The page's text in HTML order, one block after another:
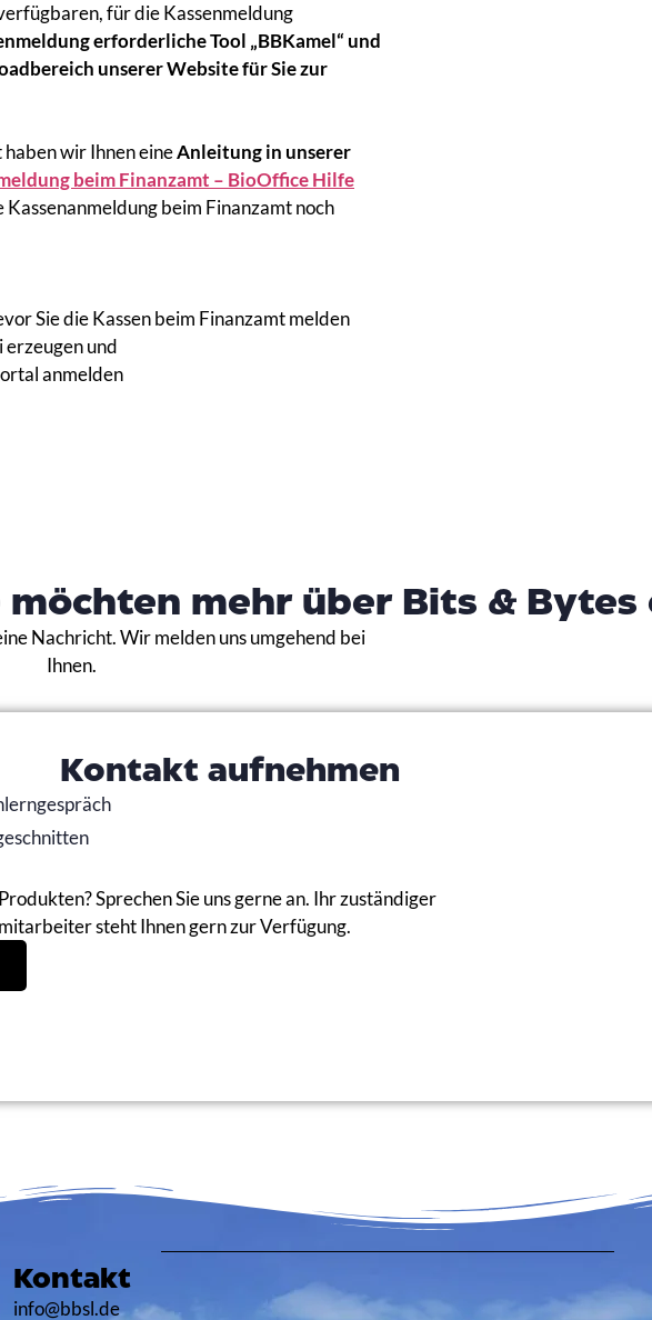
für die Kassenmeldung
erforderliche Tool „BBKamel“ und
unserer Website für Sie zur
wir Ihnen eineAnleitungin unserer
beim Finanzamt – BioOffice Hilfe
beim Finanzamt noch
Sie die Kassen beim Finanzamt melden
und
anmelden
möchten mehr über Bits & Bytes
Nachricht. Wir melden uns umgehend bei
Ihnen.
Kontakt aufnehmen
Sprechen Sie uns gerne an. Ihr zuständiger
steht Ihnen gern zur Verfügung.
Kontakt
info@bbsl.de